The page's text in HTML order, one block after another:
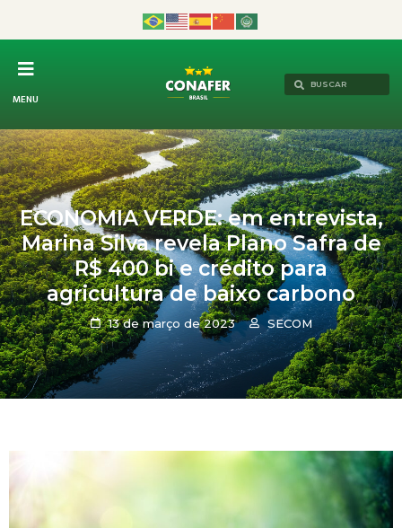
MENU
ECONOMIA VERDE: em entrevista,
Marina Silva revela Plano Safra de
R$ 400 bi e crédito para
agricultura de baixo carbono
13 de março de 2023 SECOM